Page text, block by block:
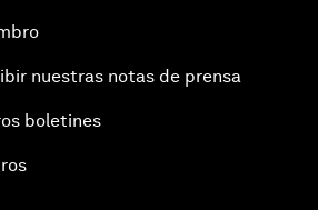
nuestras notas de prensa
boletines